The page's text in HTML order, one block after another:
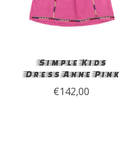
Simple Kids
Dress Anne Pink
€142,00